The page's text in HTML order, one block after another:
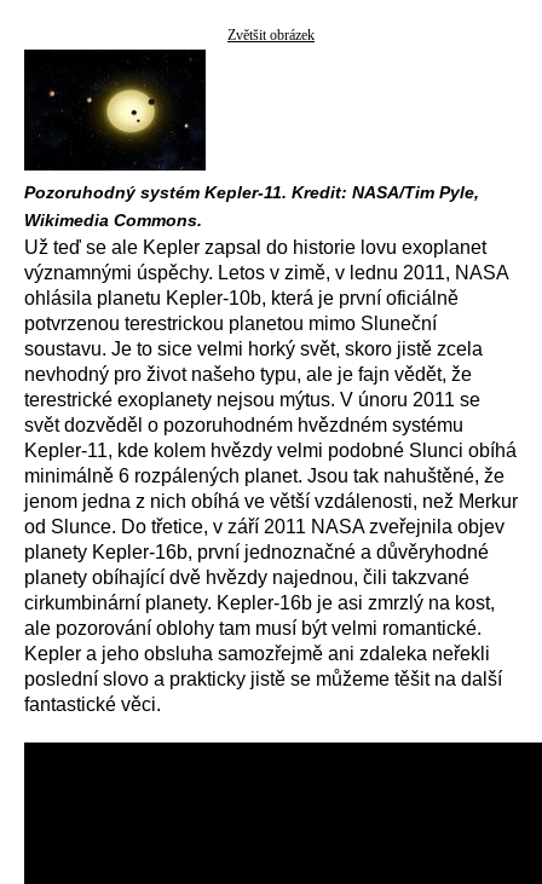
Zvětšit obrázek
Pozoruhodný systém Kepler-11. Kredit: NASA/Tim Pyle,
Wikimedia Commons.
Už teď se ale Kepler zapsal do historie lovu exoplanet
významnými úspěchy. Letos v zimě, v lednu 2011, NASA
ohlásila planetu Kepler-10b, která je první oficiálně
potvrzenou terestrickou planetou mimo Sluneční
soustavu. Je to sice velmi horký svět, skoro jistě zcela
nevhodný pro život našeho typu, ale je fajn vědět, že
terestrické exoplanety nejsou mýtus. V únoru 2011 se
svět dozvěděl o pozoruhodném hvězdném systému
Kepler-11, kde kolem hvězdy velmi podobné Slunci obíhá
minimálně 6 rozpálených planet. Jsou tak nahuštěné, že
jenom jedna z nich obíhá ve větší vzdálenosti, než Merkur
od Slunce. Do třetice, v září 2011 NASA zveřejnila objev
planety Kepler-16b, první jednoznačné a důvěryhodné
planety obíhající dvě hvězdy najednou, čili takzvané
cirkumbinární planety. Kepler-16b je asi zmrzlý na kost,
ale pozorování oblohy tam musí být velmi romantické.
Kepler a jeho obsluha samozřejmě ani zdaleka neřekli
poslední slovo a prakticky jistě se můžeme těšit na další
fantastické věci.